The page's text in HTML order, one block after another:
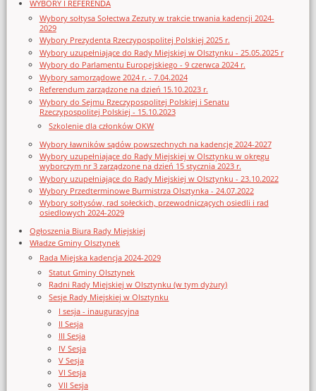
WYBORY I REFERENDA
Wybory sołtysa Sołectwa Zezuty w trakcie trwania kadencji 2024-
2029
Wybory Prezydenta Rzeczypospolitej Polskiej 2025 r.
Wybory uzupełniające do Rady Miejskiej w Olsztynku - 25.05.2025 r
Wybory do Parlamentu Europejskiego - 9 czerwca 2024 r.
Wybory samorządowe 2024 r. - 7.04.2024
Referendum zarządzone na dzień 15.10.2023 r.
Wybory do Sejmu Rzeczypospolitej Polskiej i Senatu
Rzeczypospolitej Polskiej - 15.10.2023
Szkolenie dla członków OKW
Wybory ławników sądów powszechnych na kadencję 2024-2027
Wybory uzupełniające do Rady Miejskiej w Olsztynku w okręgu
wyborczym nr 3 zarządzone na dzień 15 stycznia 2023 r.
Wybory uzupełniające do Rady Miejskiej w Olsztynku - 23.10.2022
Wybory Przedterminowe Burmistrza Olsztynka - 24.07.2022
Wybory sołtysów, rad sołeckich, przewodniczących osiedli i rad
osiedlowych 2024-2029
Ogłoszenia Biura Rady Miejskiej
Władze Gminy Olsztynek
Rada Miejska kadencja 2024-2029
Statut Gminy Olsztynek
Radni Rady Miejskiej w Olsztynku (w tym dyżury)
Sesje Rady Miejskiej w Olsztynku
I sesja - inauguracyjna
II Sesja
III Sesja
IV Sesja
V Sesja
VI Sesja
VII Sesja